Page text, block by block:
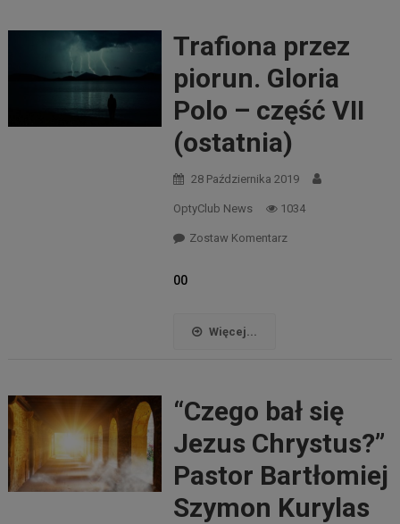
Trafiona przez
piorun. Gloria
Polo – część VII
(ostatnia)
28 Października 2019
OptyClub News 1034
Zostaw Komentarz
00
Więcej...
“Czego bał się
Jezus Chrystus?”
Pastor Bartłomiej
Szymon Kurylas